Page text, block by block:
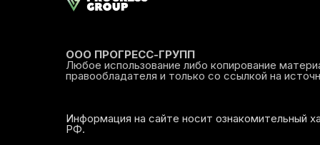
ООО ПРОГРЕСС-ГРУПП
Любое использование либо копирование
правообладателя и только со ссылкой на
Информация на сайте носит ознакомительный
РФ.